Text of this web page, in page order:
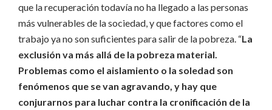
que la recuperación todavía no ha llegado a las personas
más vulnerables de la sociedad, y que factores como el
trabajo ya no son suficientes para salir de la pobreza. “La
exclusión va más allá de la pobreza material.
Problemas como el aislamiento o la soledad son
fenómenos que se van agravando, y hay que
conjurarnos para luchar contra la cronificación de la